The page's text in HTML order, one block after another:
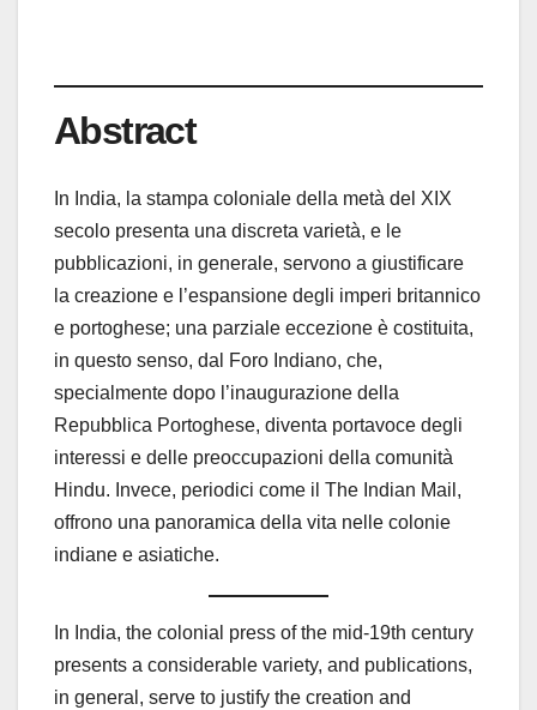
Abstract
In India, la stampa coloniale della metà del XIX
secolo presenta una discreta varietà, e le
pubblicazioni, in generale, servono a giustificare
la creazione e l’espansione degli imperi britannico
e portoghese; una parziale eccezione è costituita,
in questo senso, dal Foro Indiano, che,
specialmente dopo l’inaugurazione della
Repubblica Portoghese, diventa portavoce degli
interessi e delle preoccupazioni della comunità
Hindu. Invece, periodici come il The Indian Mail,
offrono una panoramica della vita nelle colonie
indiane e asiatiche.
In India, the colonial press of the mid-19th century
presents a considerable variety, and publications,
in general, serve to justify the creation and